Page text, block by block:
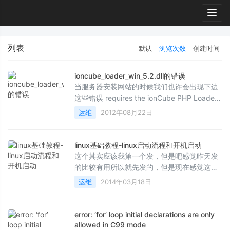
列表 默认 浏览次数 创建时间
ioncube_loader_win_5.2.dll的错误
当服务器安装网站的时候我们也许会出现下边
这些错误 requires the ionCube PHP Loader
ioncube_loader_win_5.2.dll to be installed
by the sit...
运维 2012年08月22日
linux基础教程-linux启动流程和开机启动
这个其实应该我第一个发，但是吧感觉昨天发
的比较有用所以就先发的，但是现在感觉这个
比较重要，所以讲解一下。只有了解linux的启
动流程才能更好的...
运维 2014年03月18日
error: ‘for’ loop initial declarations are only
allowed in C99 mode